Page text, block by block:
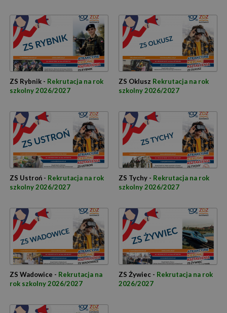
ZS Rybnik - Rekrutacja na rok
szkolny 2026/2027
ZS Oklusz Rekrutacja na rok
szkolny 2026/2027
ZS Ustroń - Rekrutacja na rok
szkolny 2026/2027
ZS Tychy - Rekrutacja na rok
szkolny 2026/2027
ZS Wadowice - Rekrutacja na
rok szkolny 2026/2027
ZS Żywiec - Rekrutacja na rok
2026/2027